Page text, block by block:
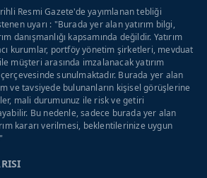
Resmi Gazete'de yayımlanan tebliği
uyarı : "Burada yer alan yatırım bilgi,
danışmanlığı kapsamında değildir. Yatırım
kurumlar, portföy yönetim şirketleri, mevduat
müşteri arasında imzalanacak yatırım
çerçevesinde sunulmaktadır. Burada yer alan
ve tavsiyede bulunanların kişisel görüşlerine
mali durumunuz ile risk ve getiri
Bu nedenle, sadece burada yer alan
kararı verilmesi, beklentilerinize uygun